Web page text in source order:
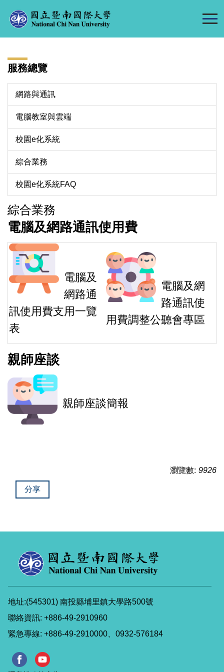
到
內
容
服務總覽
網路與通訊
電腦教室與雲端
校園e化系統
綜合業務
校園e化系統FAQ
綜合業務
電腦及網路通訊使用費
電腦及
網路通
訊使用費支用一覽
表
電腦及網
路通訊使
用費調整公聽會專區
親師座談
親師座談簡報
瀏覽數: 9926
分享
地址:(545301) 南投縣埔里鎮大學路500號
聯絡資訊: +886-49-2910960
緊急專線: +886-49-2910000、0932-576184